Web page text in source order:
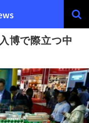
博で際立つ中